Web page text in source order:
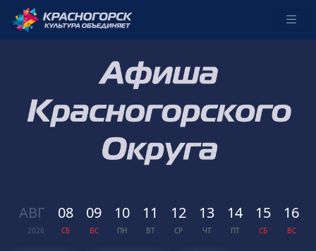
АВГ
2026
08
СБ
09
ВС
10
ПН
11
ВТ
12
СР
13
ЧТ
14
ПТ
15
СБ
16
ВС